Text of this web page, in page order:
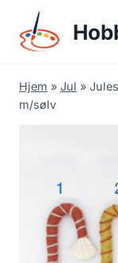
content
Hjem » Jul »
m/sølv